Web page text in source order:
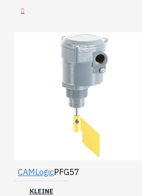
CAMLogicPFG57
KLEINE